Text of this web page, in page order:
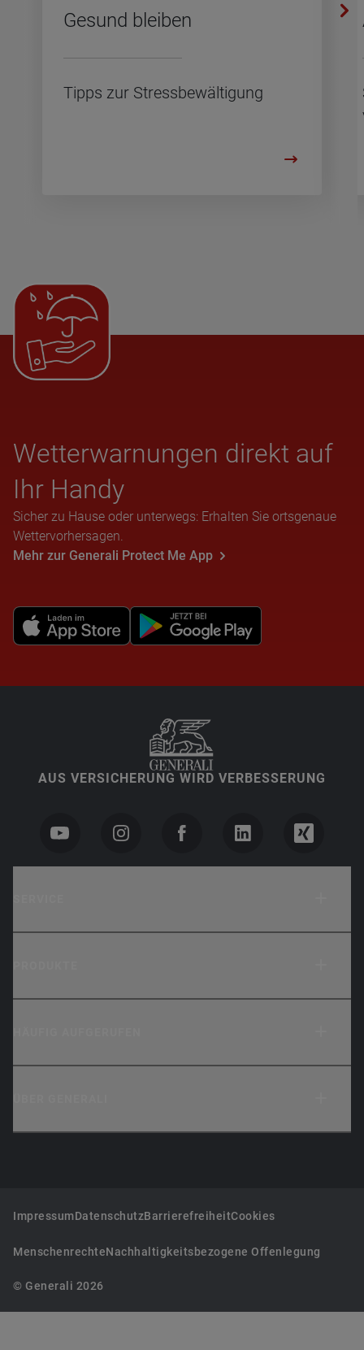
Ge­sund blei­ben
Tipps zur Stress­be­wäl­ti­gung
Wet­ter­war­nun­gen direkt auf
Ihr Handy
Sicher zu Hause oder unterwegs: Erhalten Sie ortsgenaue
Wettervorhersagen.
Mehr zur Generali Protect Me App
AUS VERSICHERUNG WIRD VERBESSERUNG
ImpressumDatenschutzBarrierefreiheitCookies
MenschenrechteNachhaltigkeitsbezogene Offenlegung
© Generali 2026